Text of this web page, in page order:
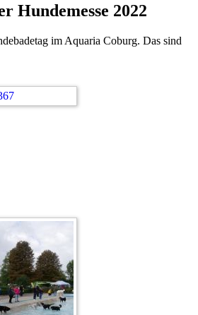
Hundemesse 2022
im Aquaria Coburg. Das sind